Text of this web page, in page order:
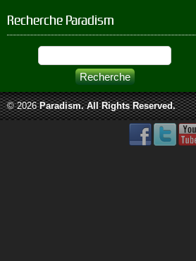
Recherche Paradism
© 2026 Paradism. All Rights Reserved.